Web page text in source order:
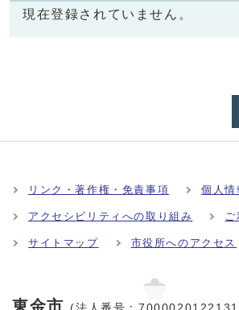
現在登録されていません。
リンク・著作権・免責事項 個人情
アクセシビリティへの取り組み ご
サイトマップ 市役所へのアクセス
東金市